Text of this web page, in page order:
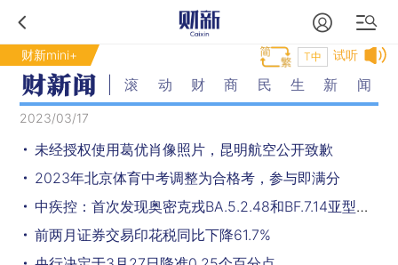
财新mini+ 试听
T中
滚动财商民生新闻
2023/03/17
未经授权使用葛优肖像照片，昆明航空公开致歉
2023年北京体育中考调整为合格考，参与即满分
中疾控：首次发现奥密克戎BA.5.2.48和BF.7.14亚型共同感染病
前两月证券交易印花税同比下降61.7%